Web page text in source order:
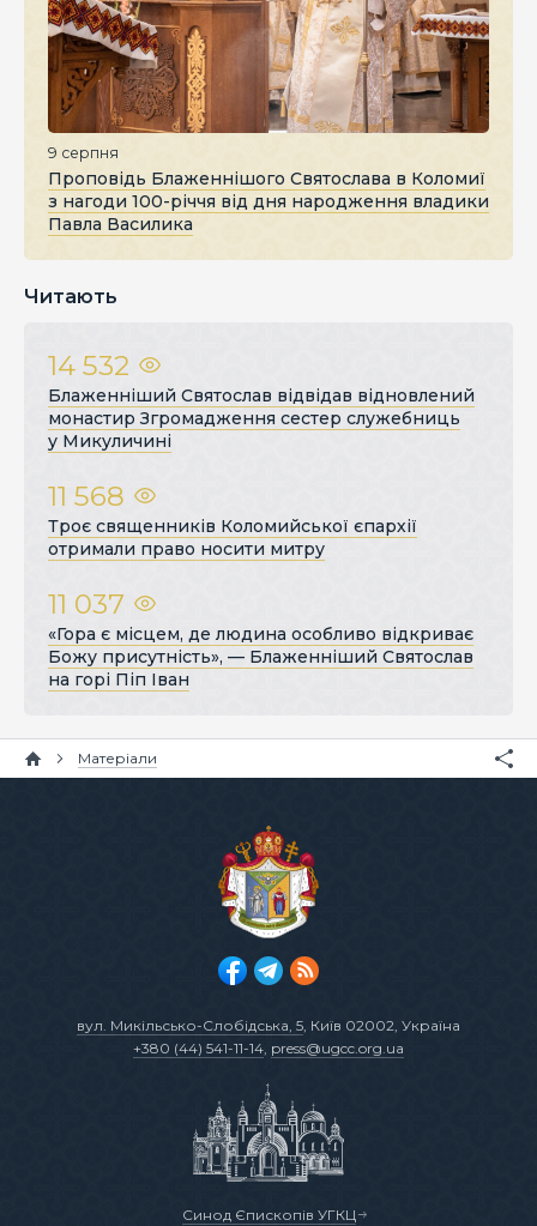
9 серпня
Проповідь Блаженнішого Святослава в Коломиї
з нагоди 100-річчя від дня народження владики
Павла Василика
Читають
14 532
Блаженніший Святослав відвідав відновлений
монастир Згромадження сестер служебниць
у Микуличині
11 568
Троє священників Коломийської єпархії
отримали право носити митру
11 037
«Гора є місцем, де людина особливо відкриває
Божу присутність», — Блаженніший Святослав
на горі Піп Іван
Матеріали
вул. Микільсько-Слобідська, 5, Київ 02002, Україна
+380 (44) 541-11-14, press@ugcc.org.ua
Синод Єпископів УГКЦ